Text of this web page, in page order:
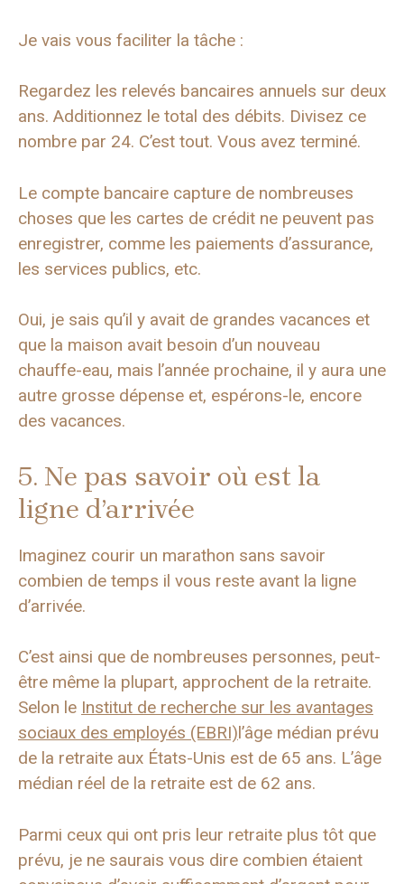
Je vais vous faciliter la tâche :
Regardez les relevés bancaires annuels sur deux
ans. Additionnez le total des débits. Divisez ce
nombre par 24. C’est tout. Vous avez terminé.
Le compte bancaire capture de nombreuses
choses que les cartes de crédit ne peuvent pas
enregistrer, comme les paiements d’assurance,
les services publics, etc.
Oui, je sais qu’il y avait de grandes vacances et
que la maison avait besoin d’un nouveau
chauffe-eau, mais l’année prochaine, il y aura une
autre grosse dépense et, espérons-le, encore
des vacances.
5. Ne pas savoir où est la
ligne d’arrivée
Imaginez courir un marathon sans savoir
combien de temps il vous reste avant la ligne
d’arrivée.
C’est ainsi que de nombreuses personnes, peut-
être même la plupart, approchent de la retraite.
Selon le Institut de recherche sur les avantages
sociaux des employés (EBRI)l’âge médian prévu
de la retraite aux États-Unis est de 65 ans. L’âge
médian réel de la retraite est de 62 ans.
Parmi ceux qui ont pris leur retraite plus tôt que
prévu, je ne saurais vous dire combien étaient